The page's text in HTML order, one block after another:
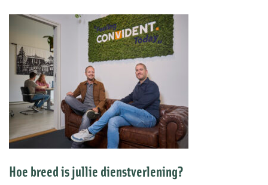
Hoe breed is jullie dienstverlening?